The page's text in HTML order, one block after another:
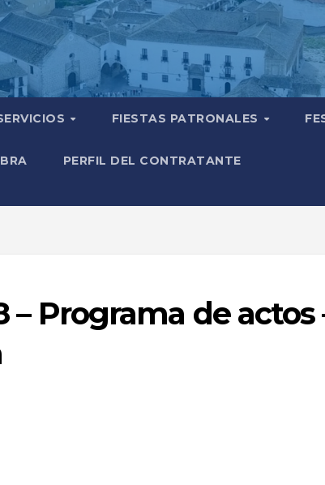
FIESTAS PATRONALES
PERFIL DEL CONTRATANTE
– Programa de actos